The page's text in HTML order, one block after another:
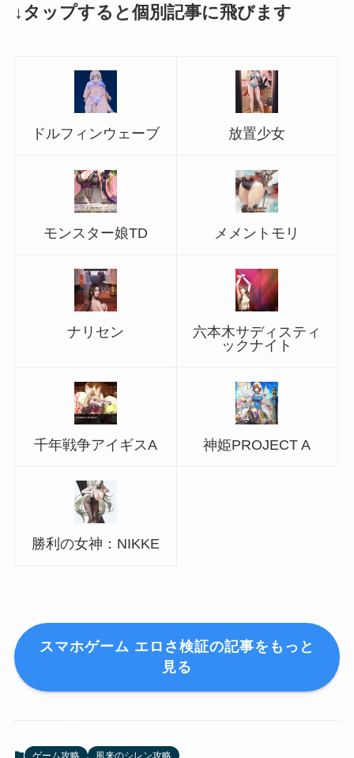
↓タップすると個別記事に飛びます
ドルフィンウェーブ 放置少女
モンスター娘TD メメントモリ
ナリセン
六本木サディスティ
ックナイト
千年戦争アイギスA 神姫PROJECT A
勝利の女神：NIKKE
スマホゲーム エロさ検証の記事をもっと
見る